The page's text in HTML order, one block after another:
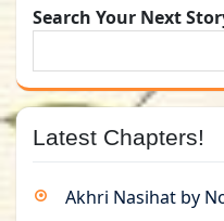
Search Your Next
Latest Chapters!
Akhri Nasihat by